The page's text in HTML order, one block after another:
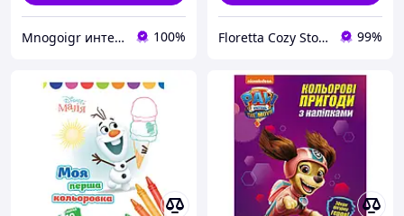
Mnogoigr интернет-магазин 100% Floretta Cozy Store 99%